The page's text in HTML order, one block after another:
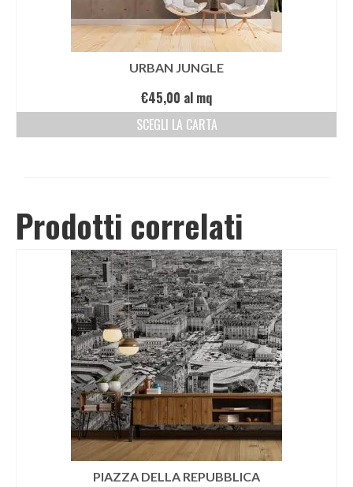
URBAN JUNGLE
€45,00 al mq
SCEGLI LA CARTA
Prodotti correlati
PIAZZA DELLA REPUBBLICA